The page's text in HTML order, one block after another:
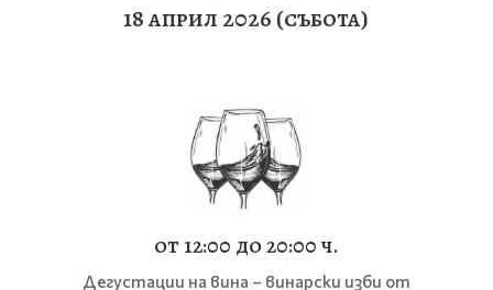
18 април 2026 (събота)
от 12:00 до 20:00 ч.
Дегустации на вина – винарски изби от